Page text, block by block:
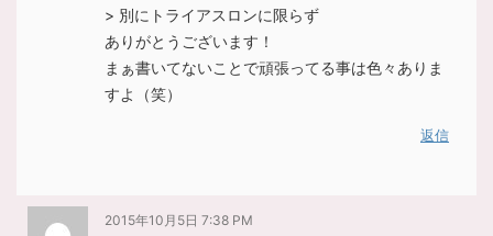
> 別にトライアスロンに限らず
ありがとうございます！
まぁ書いてないことで頑張ってる事は色々ありま
すよ（笑）
返信
2015年10月5日 7:38 PM